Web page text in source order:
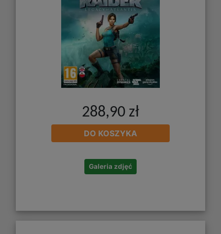
288,90 zł
DO KOSZYKA
Galeria zdjęć